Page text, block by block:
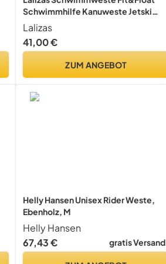
Schwimmhilfe Kanuweste Jetski
ISO-14202-5, Auftrieb:55N
Lalizas
41,00 €
ZUM ANGEBOT
Helly Hansen Unisex Rider Weste,
Ebenholz, M
Helly Hansen
67,43 €
gratis Versand